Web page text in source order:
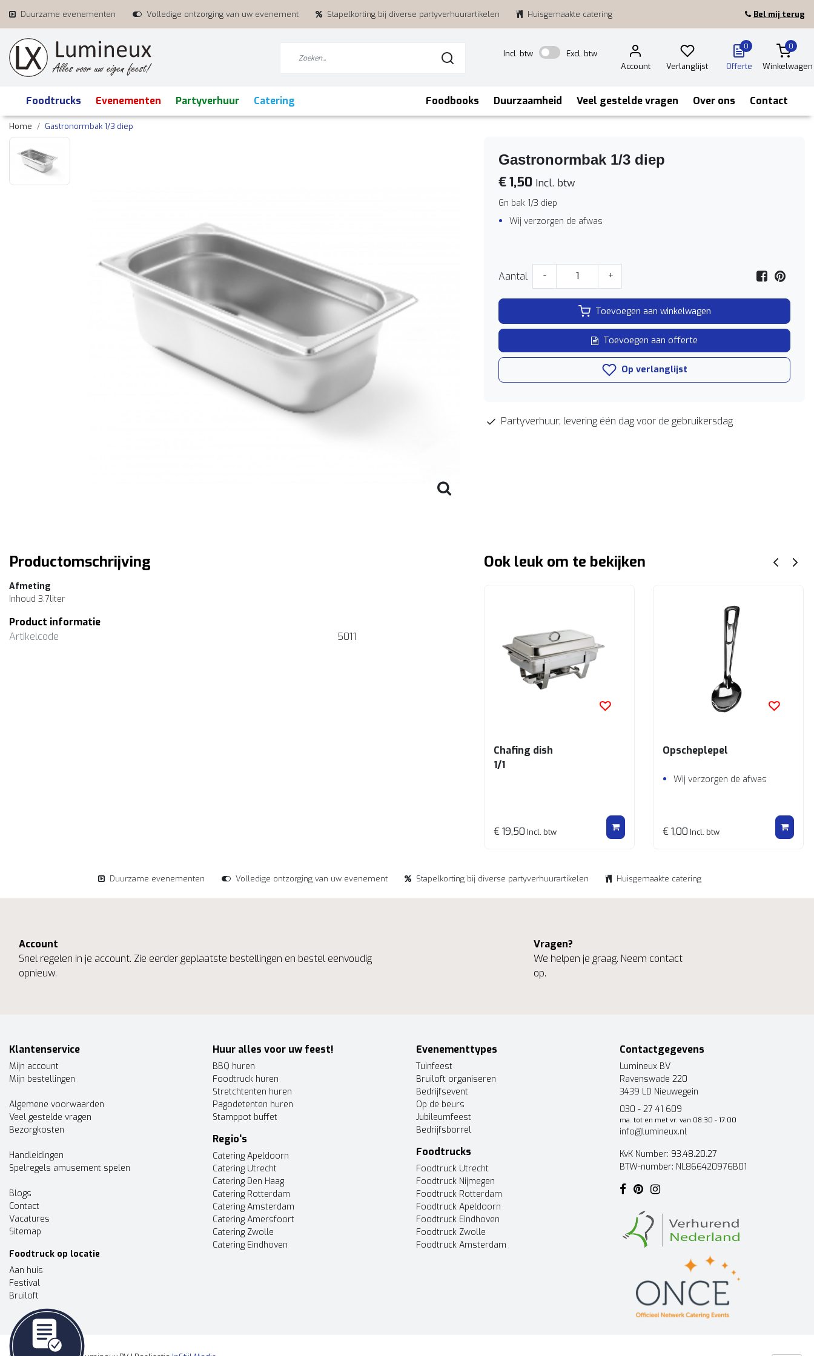
Duurzame evenementen Volledige ontzorging van uw evenement Stapelkorting bij diverse partyverhuurartikelen Huisgemaakte catering Bel mij terug
Incl. btw
Excl. btw
Account
Verlanglijst
0
Offerte
0
Winkelwagen
Foodtrucks Evenementen Partyverhuur Catering Foodbooks Duurzaamheid Veel gestelde vragen Over ons Contact
Home Gastronormbak 1/3 diep
Gastronormbak 1/3 diep
€ 1,50 Incl. btw
Gn bak 1/3 diep
Wij verzorgen de afwas
Aantal - +
Toevoegen aan winkelwagen
Toevoegen aan offerte
Op verlanglijst
Partyverhuur; levering één dag voor de gebruikersdag
Productomschrijving
Afmeting
Inhoud 3.7liter
Product informatie
Artikelcode
5011
Ook leuk om te bekijken
Chafing dish
1/1
€ 19,50 Incl. btw
Opscheplepel
Wij verzorgen de afwas
€ 1,00 Incl. btw
Duurzame evenementen Volledige ontzorging van uw evenement Stapelkorting bij diverse partyverhuurartikelen Huisgemaakte catering
Account
Snel regelen in je account. Zie eerder geplaatste bestellingen en bestel eenvoudig
opnieuw.
Vragen?
We helpen je graag. Neem contact
op.
Klantenservice
Mijn account
Mijn bestellingen
Algemene voorwaarden
Veel gestelde vragen
Bezorgkosten
Handleidingen
Spelregels amusement spelen
Blogs
Contact
Vacatures
Sitemap
Foodtruck op locatie
Aan huis
Festival
Bruiloft
Huur alles voor uw feest!
BBQ huren
Foodtruck huren
Stretchtenten huren
Pagodetenten huren
Stamppot buffet
Regio's
Catering Apeldoorn
Catering Utrecht
Catering Den Haag
Catering Rotterdam
Catering Amsterdam
Catering Amersfoort
Catering Zwolle
Catering Eindhoven
Evenementtypes
Tuinfeest
Bruiloft organiseren
Bedrijfsevent
Op de beurs
Jubileumfeest
Bedrijfsborrel
Foodtrucks
Foodtruck Utrecht
Foodtruck Nijmegen
Foodtruck Rotterdam
Foodtruck Apeldoorn
Foodtruck Eindhoven
Foodtruck Zwolle
Foodtruck Amsterdam
Contactgegevens
Lumineux BV
Ravenswade 220
3439 LD Nieuwegein
030 - 27 41 609
ma. tot en met vr. van 08:30 - 17:00
info@lumineux.nl
KvK Number: 93.48.20.27
BTW-number: NL866420976B01